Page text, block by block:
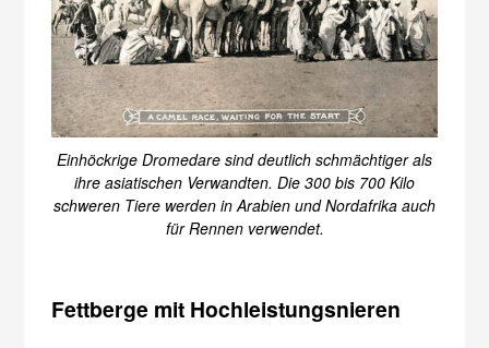
Einhöckrige Dromedare sind deutlich schmächtiger als
ihre ­asiatischen Verwandten. Die 300 bis 700 Kilo
schweren Tiere werden in Arabien und Nordafrika auch
für Rennen verwendet.
Fettberge mit Hochleistungsnieren